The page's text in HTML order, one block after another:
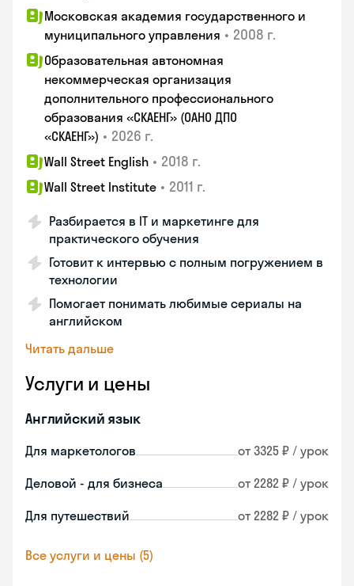
Московская академия государственного и
муниципального управления • 2008 г.
Образовательная автономная
некоммерческая организация
дополнительного профессионального
образования «СКАЕНГ» (ОАНО ДПО
«СКАЕНГ») • 2026 г.
Wall Street English • 2018 г.
Wall Street Institute • 2011 г.
Разбирается в IT и маркетинге для
практического обучения
Готовит к интервью с полным погружением в
технологии
Помогает понимать любимые сериалы на
английском
Читать дальше
Услуги и цены
Английский язык
Для маркетологов от 3325 ₽ / урок
Деловой - для бизнеса от 2282 ₽ / урок
Для путешествий от 2282 ₽ / урок
Все услуги и цены (5)